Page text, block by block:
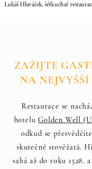
Lukáš Hlaváček, šéfkuchař
ZAŽIJTE
NA
Restaurace se
hoteluGolden Well
odkud se
skutečně stověžatá.
sahá až do roku 1528.